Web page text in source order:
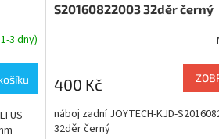
3 dny)
S20160822003 32děr černý
400 Kč
náboj zadní JOYTECH-KJD-
32děr černý